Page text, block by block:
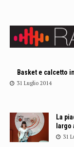
Basket e calcetto
31 Luglio 2014
La
31